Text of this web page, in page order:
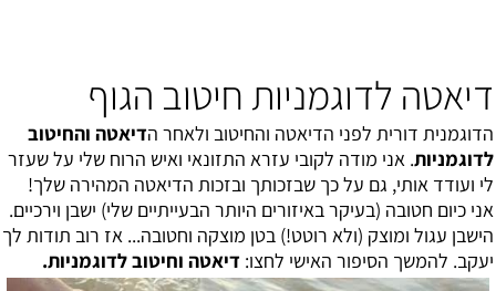
דיאטה לדוגמניות חיטוב הגוף
הדוגמנית דורית לפני הדיאטה והחיטוב ולאחר הדיאטה והחיטוב
לדוגמניות. אני מודה לקובי עזרא התזונאי ואיש הרוח שלי על שעזר
לי ועודד אותי, גם על כך שבזכותך ובזכות הדיאטה המהירה שלך!
אני כיום חטובה (בעיקר באיזורים היותר הבעייתיים שלי) ישבן וירכיים.
הישבן עגול ומוצק (ולא רוטט!) בטן מוצקה וחטובה... אז רוב תודות לך
יעקב. להמשך הסיפור האישי לחצו: דיאטה וחיטוב לדוגמניות.